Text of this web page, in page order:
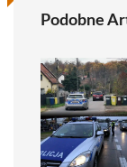
Podobne